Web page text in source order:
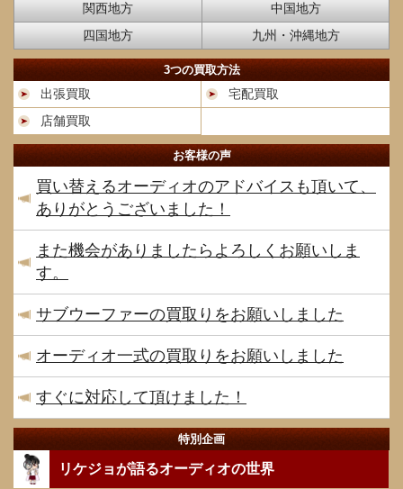
関西地方
中国地方
四国地方
九州・沖縄地方
3つの買取方法
出張買取
宅配買取
店舗買取
お客様の声
買い替えるオーディオのアドバイスも頂いて、
ありがとうございました！
また機会がありましたらよろしくお願いしま
す。
サブウーファーの買取りをお願いしました
オーディオ一式の買取りをお願いしました
すぐに対応して頂けました！
特別企画
リケジョが語るオーディオの世界